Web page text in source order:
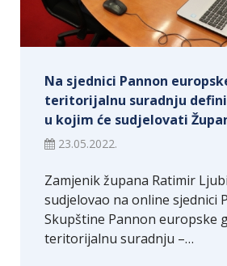
Na sjednici Pannon
teritorijalnu suradnju
u kojim će sudjelovati
23.05.2022.
Zamjenik župana Ratimir
sudjelovao na online sjednici
Skupštine Pannon europske
teritorijalnu suradnju –…